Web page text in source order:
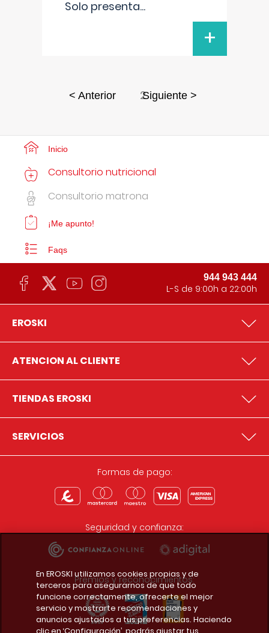
Solo presenta...
+
< Anterior 2Siguiente >
Inicio
Consultorio nutricional
Consultorio matrona
¡Me apunto!
Faqs
944 943 444
L-S de 9:00h a 22:00h
EROSKI
ATENCION AL CLIENTE
TIENDAS EROSKI
SERVICIOS
Formas de pago:
Seguridad y confianza:
Premios y reconocimientos:
En EROSKI utilizamos cookies propias y de
terceros para asegurarnos de que todo
funcione correctamente, ofrecerte el mejor
servicio y mostrarte recomendaciones y
anuncios ajustados a tus preferencias. Haciendo
clic en ‘Configuración’, podrás ajustar tus